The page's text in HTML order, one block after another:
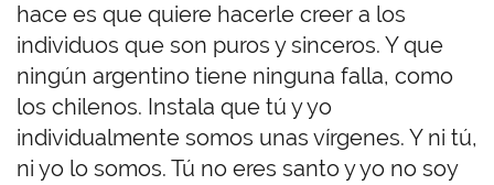
hace es que quiere hacerle creer a los
individuos que son puros y sinceros. Y que
ningún argentino tiene ninguna falla, como
los chilenos. Instala que tú y yo
individualmente somos unas vírgenes. Y ni tú,
ni yo lo somos. Tú no eres santo y yo no soy